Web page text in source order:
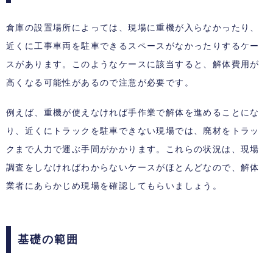
倉庫の設置場所によっては、現場に重機が入らなかったり、
近くに工事車両を駐車できるスペースがなかったりするケー
スがあります。このようなケースに該当すると、解体費用が
高くなる可能性があるので注意が必要です。
例えば、重機が使えなければ手作業で解体を進めることにな
り、近くにトラックを駐車できない現場では、廃材をトラッ
クまで人力で運ぶ手間がかかります。これらの状況は、現場
調査をしなければわからないケースがほとんどなので、解体
業者にあらかじめ現場を確認してもらいましょう。
基礎の範囲